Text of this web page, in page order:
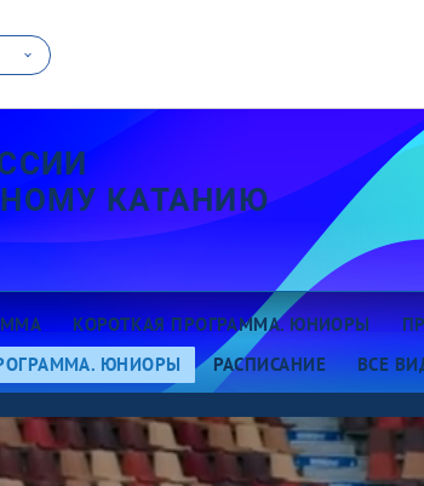
КАТАНИЮ
КОРОТКАЯ ПРОГРАММА. ЮНИОРЫ
ЮНИОРЫ
РАСПИСАНИЕ ВСЕ